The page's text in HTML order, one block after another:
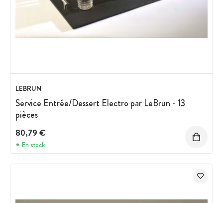
LEBRUN
Service Entrée/Dessert Electro par LeBrun - 13
pièces
80,79 €
En stock